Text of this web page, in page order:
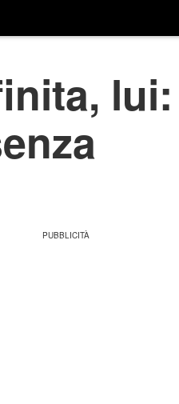
lui: